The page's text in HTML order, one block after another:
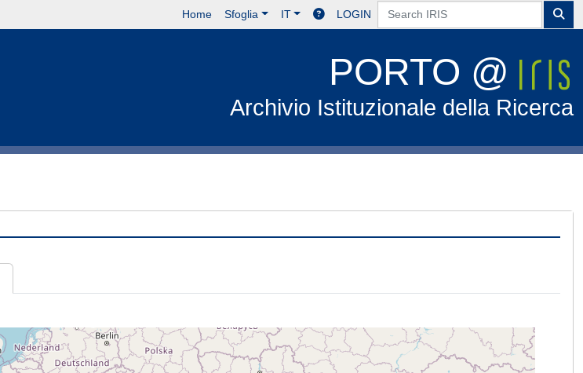
Home Sfoglia IT LOGIN
PORTO @
Archivio Istituzionale della Ricerca